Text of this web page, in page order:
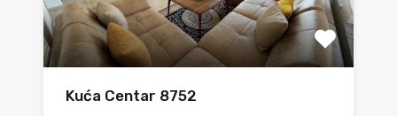
Kuća Centar 8752